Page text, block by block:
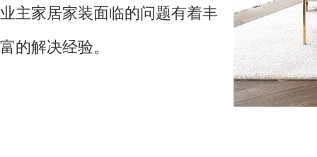
业主家居家装面临的问题有着丰
富的解决经验。